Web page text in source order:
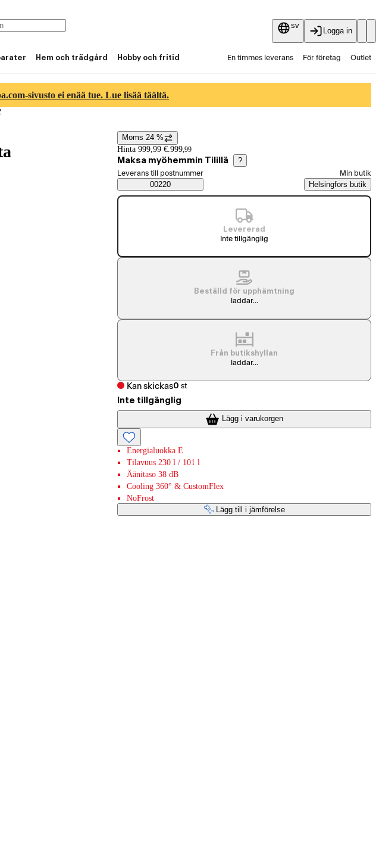
sv
Logga in
Hem och trädgård Hobby och fritid En timmes leverans För företag Outlet
sivusto ei enää tue. Lue lisää täältä.
Prisinformation
Moms 24 %
Hinta 999,99 €.999,99
Maksa myöhemmin Tilillä ?
Saatavuustiedot
Välj beställningssätt
Leverans till postnummer
00220
Min butik
Helsingfors butik
Levererad
Inte tillgänglig
Beställd för upphämtning
laddar...
Från butikshyllan
laddar...
Kan skickas0 st
Inte tillgänglig
Lägg i varukorgen
Energialuokka E
Tilavuus 230 l / 101 l
Äänitaso 38 dB
Cooling 360° & CustomFlex
NoFrost
Lägg till i jämförelse